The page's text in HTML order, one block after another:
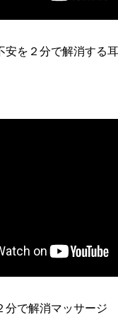
を２分で解消する
で解消マッサージ